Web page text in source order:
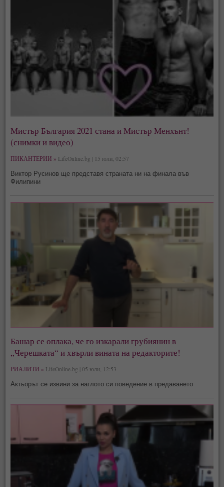
Мистър България 2021 стана и Мистър Менхънт!
(снимки и видео)
ПИКАНТЕРИИ » LifeOnline.bg | 15 юли, 02:57
Виктор Русинов ще представя страната ни на финала във
Филипини
Башар се оплака, че го изкарали грубиянин в
„Черешката“ и хвърли вината на редакторите!
РИАЛИТИ » LifeOnline.bg | 05 юли, 12:53
Актьорът се извини за наглото си поведение в предаването